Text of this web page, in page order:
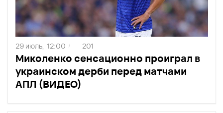
Миколенко сенсационно проиграл в
украинском дерби перед матчами
АПЛ (ВИДЕО)
29 июль, 12:00 / 201